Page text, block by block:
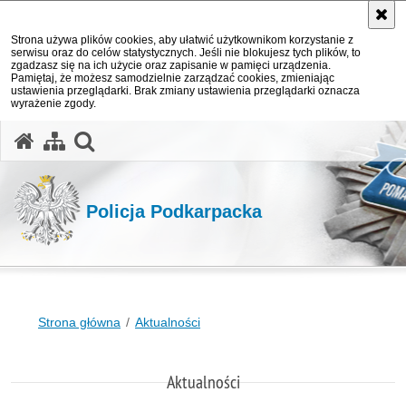
Strona używa plików cookies, aby ułatwić użytkownikom korzystanie z
serwisu oraz do celów statystycznych. Jeśli nie blokujesz tych plików, to
zgadzasz się na ich użycie oraz zapisanie w pamięci urządzenia.
Pamiętaj, że możesz samodzielnie zarządzać cookies, zmieniając
ustawienia przeglądarki. Brak zmiany ustawienia przeglądarki oznacza
wyrażenie zgody.
Policja Podkarpacka
Strona główna Aktualności
Aktualności